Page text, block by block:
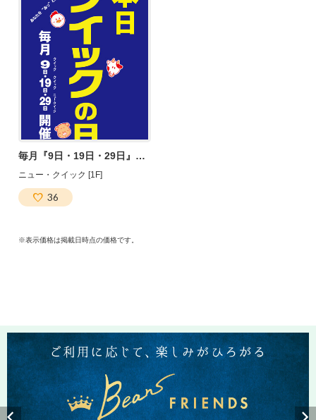
毎月『9日・19日・29日』はクイックセール開催！
ニュー・クイック [1F]
36
※表示価格は掲載日時点の価格です。